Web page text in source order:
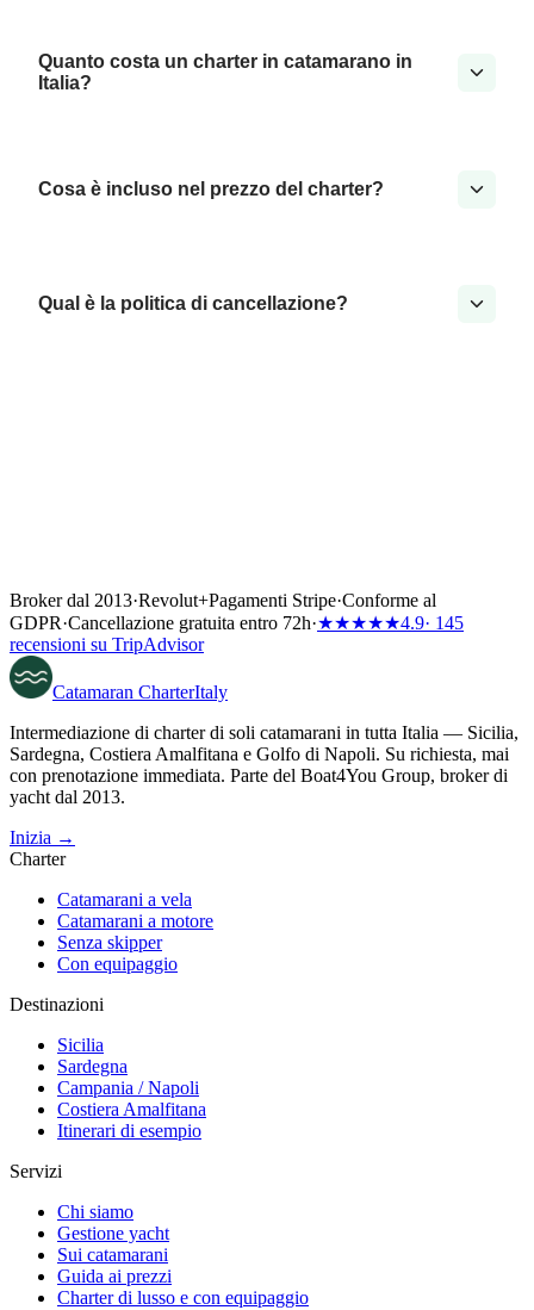
Quanto costa un charter in catamarano in
Italia?
Cosa è incluso nel prezzo del charter?
Qual è la politica di cancellazione?
Broker dal 2013·Revolut+Pagamenti Stripe·Conforme al
GDPR·Cancellazione gratuita entro 72h·★★★★★4.9· 145
recensioni su TripAdvisor
Catamaran CharterItaly
Intermediazione di charter di soli catamarani in tutta Italia — Sicilia,
Sardegna, Costiera Amalfitana e Golfo di Napoli. Su richiesta, mai
con prenotazione immediata. Parte del Boat4You Group, broker di
yacht dal 2013.
Inizia →
Charter
Catamarani a vela
Catamarani a motore
Senza skipper
Con equipaggio
Destinazioni
Sicilia
Sardegna
Campania / Napoli
Costiera Amalfitana
Itinerari di esempio
Servizi
Chi siamo
Gestione yacht
Sui catamarani
Guida ai prezzi
Charter di lusso e con equipaggio